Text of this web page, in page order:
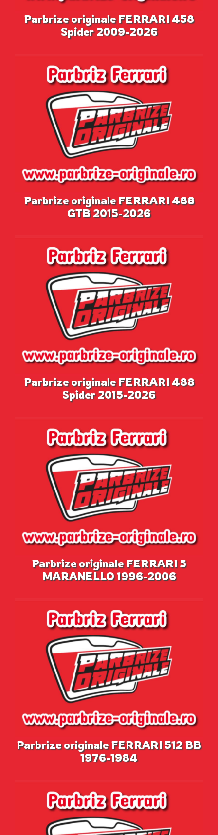
Parbrize originale FERRARI 458
Spider 2009-2026
Parbrize originale FERRARI 488
GTB 2015-2026
Parbrize originale FERRARI 488
Spider 2015-2026
Parbrize originale FERRARI 5
MARANELLO 1996-2006
Parbrize originale FERRARI 512 BB
1976-1984